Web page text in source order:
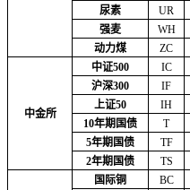
尿素
UR
强麦
WH
动力煤
ZC
中金所
中证500 IC
沪深300
IF
上证50
IH
10年期国债
T
5年期国债
TF
2年期国债
TS
国际铜 BC